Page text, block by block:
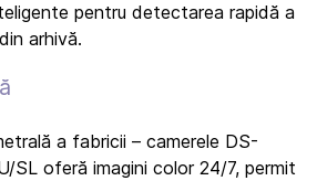
pentru detectarea rapidă a
arhivă.
a fabricii – camerele DS-
SL oferă imagini color 24/7, permit